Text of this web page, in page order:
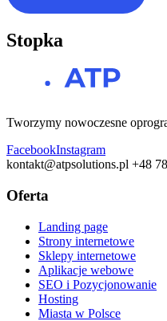
Stopka
Tworzymy nowoczesne
FacebookInstagram
kontakt@atpsolutions.pl +48
Oferta
Landing page
Strony internetowe
Sklepy internetowe
Aplikacje webowe
SEO i Pozycjonowanie
Hosting
Miasta w Polsce